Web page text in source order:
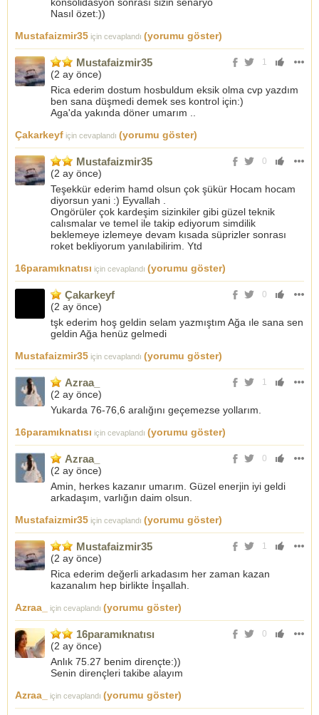
Nasıl özet:))
Mustafaizmir35 için cevaplandı (yorumu göster)
1
Mustafaizmir35
(2 ay önce)
Rica ederim dostum hosbuldum eksik olma cvp yazdım
ben sana düşmedi demek ses kontrol için:)
Aga'da yakında döner umarım ..
Çakarkeyf için cevaplandı (yorumu göster)
0
Mustafaizmir35
(2 ay önce)
Teşekkür ederim hamd olsun çok şükür Hocam hocam
diyorsun yani :) Eyvallah .
Ongörüler çok kardeşim sizinkiler gibi güzel teknik
calısmalar ve temel ile takip ediyorum simdilik
beklemeye izlemeye devam kısada süprizler sonrası
roket bekliyorum yanılabilirim. Ytd
16paramıknatısı için cevaplandı (yorumu göster)
0
Çakarkeyf
(2 ay önce)
tşk ederim hoş geldin selam yazmıştım Ağa ıle sana sen
geldin Ağa henüz gelmedi
Mustafaizmir35 için cevaplandı (yorumu göster)
1
Azraa_
(2 ay önce)
Yukarda 76-76,6 aralığını geçemezse yollarım.
16paramıknatısı için cevaplandı (yorumu göster)
0
Azraa_
(2 ay önce)
Amin, herkes kazanır umarım. Güzel enerjin iyi geldi
arkadaşım, varlığın daim olsun.
Mustafaizmir35 için cevaplandı (yorumu göster)
1
Mustafaizmir35
(2 ay önce)
Rica ederim değerli arkadasım her zaman kazan
kazanalım hep birlikte İnşallah.
Azraa_
için cevaplandı (yorumu göster)
0
16paramıknatısı
(2 ay önce)
Anlık 75.27 benim dirençte:))
Senin dirençleri takibe alayım
Azraa_
için cevaplandı (yorumu göster)